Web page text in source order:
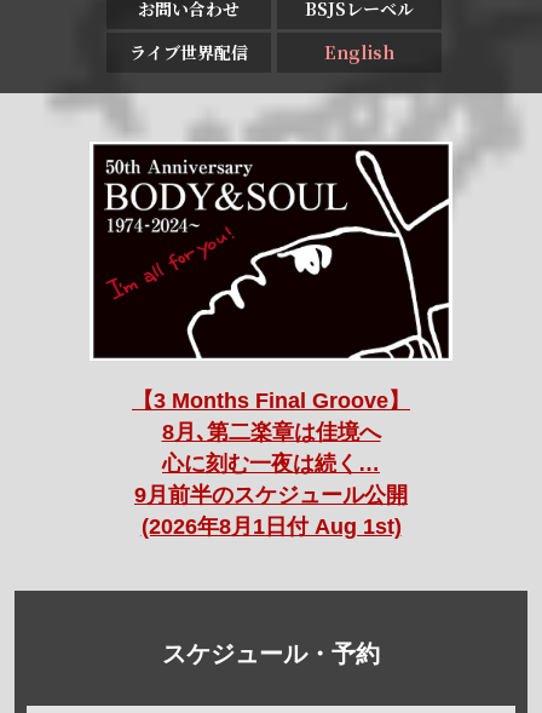
お問い合わせ
BSJSレーベル
ライブ世界配信
English
【3 Months Final Groove】
8月､第二楽章は佳境へ
心に刻む一夜は続く…
9月前半のスケジュール公開
(2026年8月1日付 Aug 1st)
スケジュール・予約